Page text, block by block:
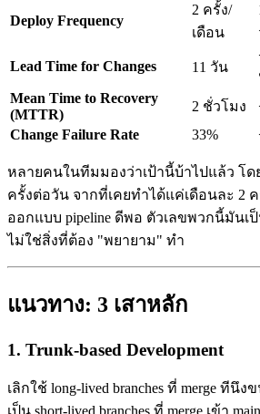
Deploy Frequency
2 ครั้ง/
เดือน
Lead Time for Changes 11 วัน
Mean Time to Recovery
(MTTR)
2 ชั่วโมง
Change Failure Rate
33%
หลายคนในทีมมองว่าเป้านี้บ้าไปแล้ว โดย
ครั้งต่อวัน จากที่เคยทำได้แค่เดือนละ 2 ค
ออกแบบ pipeline ดีพอ ตัวเลขพวกนี้มันเ
ไม่ใช่สิ่งที่ต้อง "พยายาม" ทำ
แนวทาง: 3 เสาหลัก
1. Trunk-based Development
เลิกใช้ long-lived branches ที่ merge ทีนึ